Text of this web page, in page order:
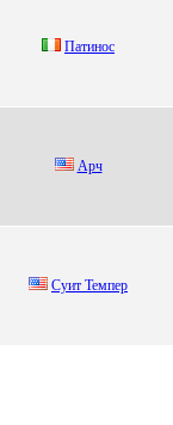
Пaтинoс
Арч
Суит Teмпeр